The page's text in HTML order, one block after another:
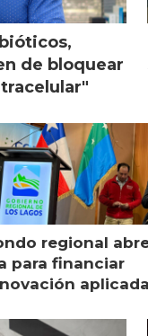
de bloquear
regional
para financiar